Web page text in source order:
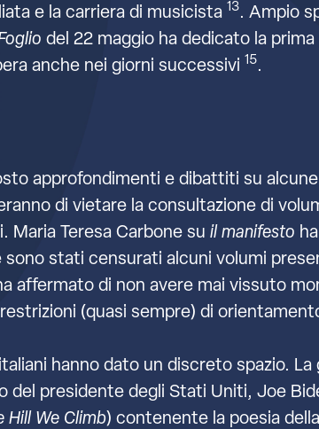
e la carriera di musicista 13. Ampio
del 22 maggio ha dedicato la prima
anche nei giorni successivi 15.
approfondimenti e dibattiti su
di vietare la consultazione di
Maria Teresa Carbone su il manifesto
sono stati censurati alcuni volumi
affermato di non avere mai vissuto
(quasi sempre) di
hanno dato un discreto spazio. La
del presidente degli Stati Uniti, Joe
Hill We Climb) contenente la poesia